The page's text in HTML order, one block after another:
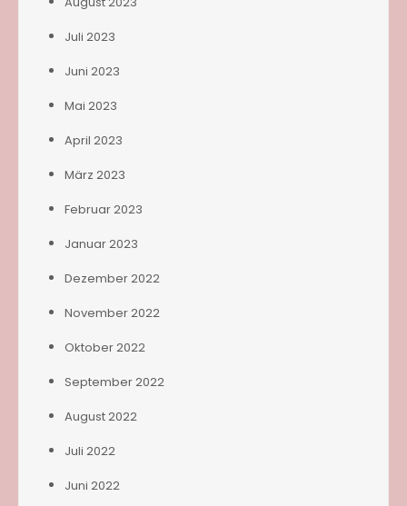
Juli 2023
Juni 2023
Mai 2023
April 2023
März 2023
Februar 2023
Januar 2023
Dezember 2022
November 2022
Oktober 2022
September 2022
August 2022
Juli 2022
Juni 2022